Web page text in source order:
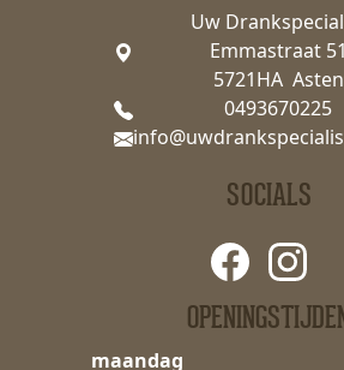
Uw
Emmastraat 51
5721HA Asten
0493670225
maandag
SOCIALS